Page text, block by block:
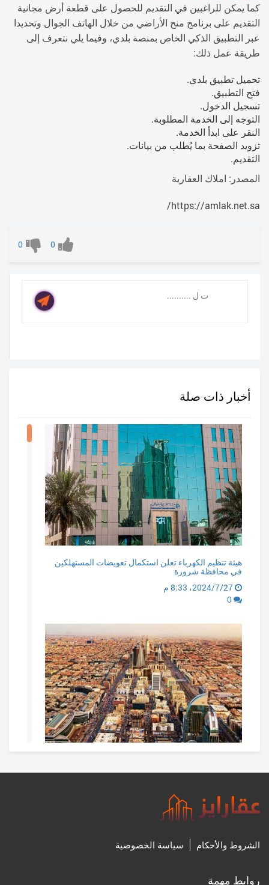
كما يمكن للراغبين في التقديم للحصول على قطعة أرض مجانية
التقديم على برنامج منح الأراضي من خلال الهاتف الجوال وتحديدا
عبر التطبيق الذكي الخاص بمنصة بلدي، وفيما يلي نتعرف إلى
طريقة عمل ذلك:
تحميل تطبيق بلدي.
فتح التطبيق.
تسجيل الدخول.
التوجه إلى الخدمة المطلوبة.
النقر على ابدأ الخدمة.
تزويد الصفحة بما يُطلب من بيانات.
التقديم.
المصدر: املاك العقارية
https://amlak.net.sa/
0
0
أخبار ذات صلة
هيئة تنظيم الكهرباء تعلن استكمال تعويضات المستهلكين
في محافظة شرورة
غدا.. بدء التسجيل العقاري لـ 113,541 قطعة عقارية في 11
27‏/7‏/2024، 8:31 م
0
الشروط والأحكام سياسة الخصوصية
روابط مهمة